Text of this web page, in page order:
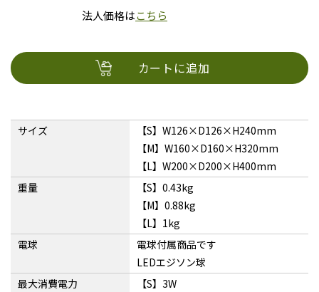
法人価格はこちら
カートに追加
サイズ
【S】W126×D126×H240mm
【M】W160×D160×H320mm
【L】W200×D200×H400mm
重量
【S】0.43kg
【M】0.88kg
【L】1kg
電球
電球付属商品です
LEDエジソン球
最大消費電力
【S】3W